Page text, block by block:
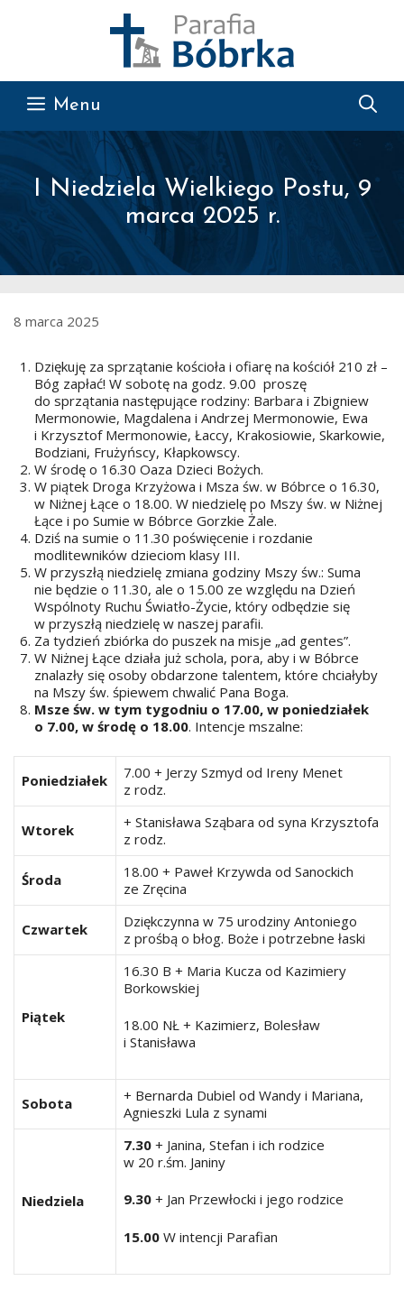
Menu
I Niedziela Wielkiego Postu, 9
marca 2025 r.
8 marca 2025
Dziękuję za sprzątanie kościoła i ofiarę na kościół 210 zł –
Bóg zapłać! W sobotę na godz. 9.00 proszę
do sprzątania następujące rodziny: Barbara i Zbigniew
Mermonowie, Magdalena i Andrzej Mermonowie, Ewa
i Krzysztof Mermonowie, Łaccy, Krakosiowie, Skarkowie,
Bodziani, Frużyńscy, Kłapkowscy.
W środę o 16.30 Oaza Dzieci Bożych.
W piątek Droga Krzyżowa i Msza św. w Bóbrce o 16.30,
w Niżnej Łące o 18.00. W niedzielę po Mszy św. w Niżnej
Łące i po Sumie w Bóbrce Gorzkie Żale.
Dziś na sumie o 11.30 poświęcenie i rozdanie
modlitewników dzieciom klasy III.
W przyszłą niedzielę zmiana godziny Mszy św.: Suma
nie będzie o 11.30, ale o 15.00 ze względu na Dzień
Wspólnoty Ruchu Światło-Życie, który odbędzie się
w przyszłą niedzielę w naszej parafii.
Za tydzień zbiórka do puszek na misje „ad gentes”.
W Niżnej Łące działa już schola, pora, aby i w Bóbrce
znalazły się osoby obdarzone talentem, które chciałyby
na Mszy św. śpiewem chwalić Pana Boga.
Msze św. w tym tygodniu o 17.00, w poniedziałek
o 7.00, w środę o 18.00. Intencje mszalne:
Poniedziałek
7.00 + Jerzy Szmyd od Ireny Menet
z rodz.
Wtorek
+ Stanisława Sząbara od syna Krzysztofa
z rodz.
Środa
18.00 + Paweł Krzywda od Sanockich
ze Zręcina
Czwartek
Dziękczynna w 75 urodziny Antoniego
z prośbą o błog. Boże i potrzebne łaski
Piątek
16.30 B + Maria Kucza od Kazimiery
Borkowskiej
18.00 NŁ + Kazimierz, Bolesław
i Stanisława
Sobota
+ Bernarda Dubiel od Wandy i Mariana,
Agnieszki Lula z synami
Niedziela
7.30 + Janina, Stefan i ich rodzice
w 20 r.śm. Janiny
9.30 + Jan Przewłocki i jego rodzice
15.00 W intencji Parafian